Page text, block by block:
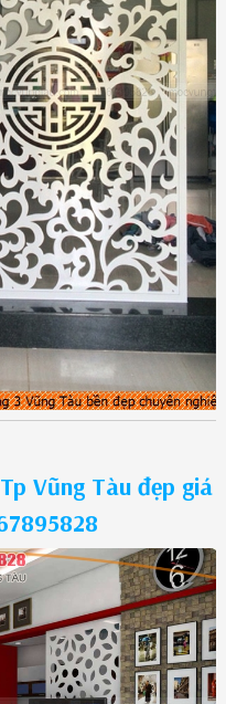
Vũng Tàu đẹp giá